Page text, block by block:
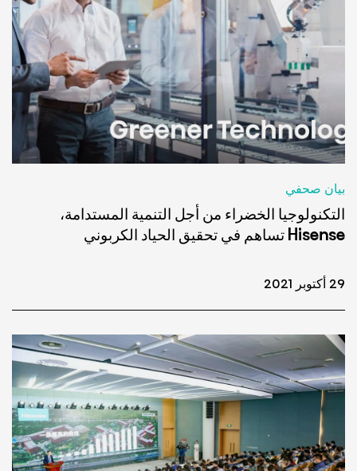
بيان صحفي
التكنولوجيا الخضراء من أجل التنمية المستدامة،
Hisense تساهم في تحقيق الحياد الكربوني
29 أكتوبر 2021